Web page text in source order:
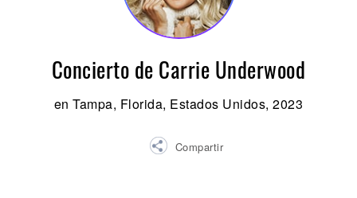
Concierto de Carrie Underwood
en Tampa, Florida, Estados Unidos, 2023
Compartir